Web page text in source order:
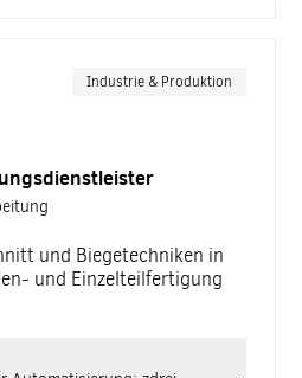
Industrie & Produktion
und Biegetechniken in
und Einzelteilfertigung